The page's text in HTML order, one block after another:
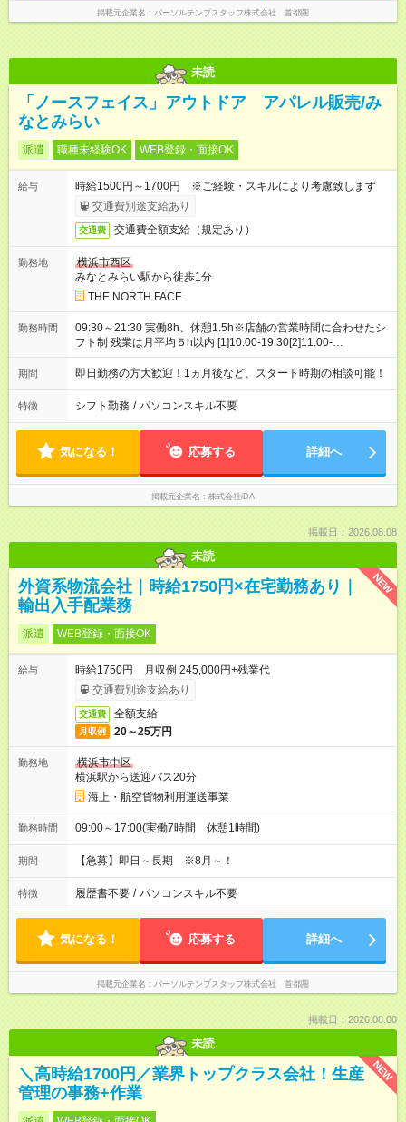
掲載元企業名 パーソルテンプスタッフ株式会社 首都圏
未読
「ノースフェイス」アウトドア アパレル販売/み
なとみらい
派遣 職種未経験OK WEB登録・面接OK
給与
時給1500円～1700円 ※ご経験・スキルにより考慮致します
交通費別途支給あり
交通費 交通費全額支給（規定あり）
勤務地
横浜市西区
みなとみらい駅から徒歩1分
THE NORTH FACE
勤務時間
09:30～21:30 実働8h、休憩1.5h※店舗の営業時間に合わせたシ
フト制 残業は月平均５h以内 [1]10:00-19:30[2]11:00-
20:30[3]12:00-21:30
期間 即日勤務の方大歓迎！1ヵ月後など、スタート時期の相談可能！
特徴 シフト勤務 / パソコンスキル不要
気になる！ 応募する 詳細へ
掲載元企業名 株式会社iDA
掲載日：2026.08.08
未読
NEW
外資系物流会社｜時給1750円×在宅勤務あり｜
輸出入手配業務
派遣 WEB登録・面接OK
給与
時給1750円 月収例 245,000円+残業代
交通費別途支給あり
交通費 全額支給
月収例 20～25万円
勤務地
横浜市中区
横浜駅から送迎バス20分
海上・航空貨物利用運送事業
勤務時間 09:00～17:00(実働7時間 休憩1時間)
期間 【急募】即日～長期 ※8月～！
特徴 履歴書不要 / パソコンスキル不要
気になる！ 応募する 詳細へ
掲載元企業名 パーソルテンプスタッフ株式会社 首都圏
掲載日：2026.08.08
未読
NEW
＼高時給1700円／業界トップクラス会社！生産
管理の事務+作業